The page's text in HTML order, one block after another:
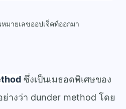
มายเลขออปเจ็คท์ออกมา
ซึ่งเป็นเมธอดพิเศษของ
างว่า dunder method โดย